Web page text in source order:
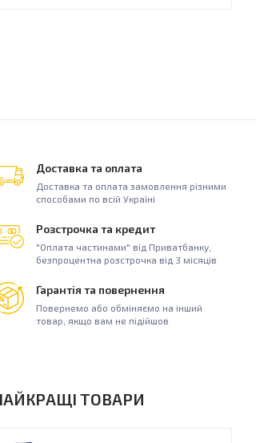
Доставка та оплата
Доставка та оплата замовлення різними
способами по всій Україні
Розстрочка та кредит
"Оплата частинами" від Приватбанку,
безпроцентна розстрочка від 3 місяців
Гарантія та повернення
Повернемо або обміняємо на інший
товар, якщо вам не підійшов
ТОВАРИ